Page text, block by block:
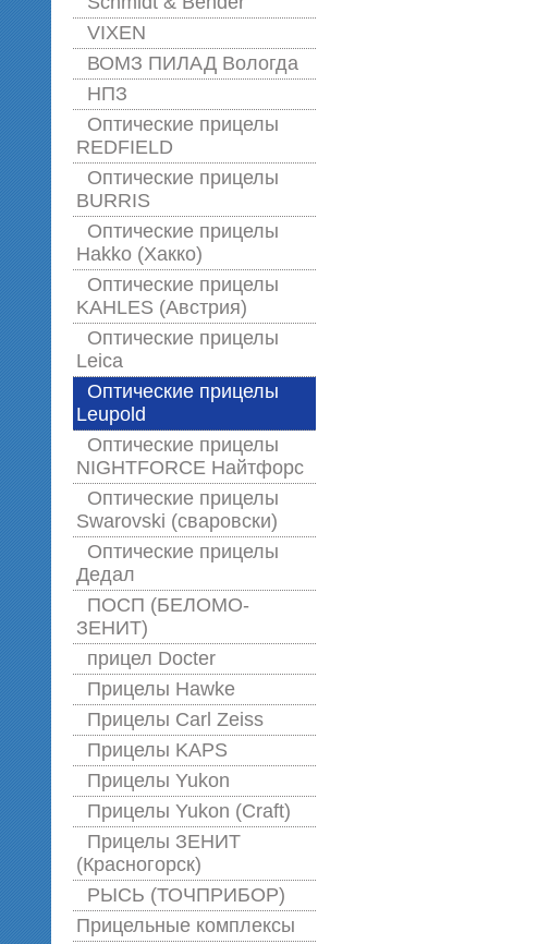
VIXEN
ВОМЗ ПИЛАД Вологда
НПЗ
Оптические прицелы
REDFIELD
Оптические прицелы
BURRIS
Оптические прицелы
Hakko (Хакко)
Оптические прицелы
KAHLES (Австрия)
Оптические прицелы
Leica
Оптические прицелы
Leupold
Оптические прицелы
NIGHTFORCE Найтфорс
Оптические прицелы
Swarovski (сваровски)
Оптические прицелы
Дедал
ПОСП (БЕЛОМО-
ЗЕНИТ)
прицел Docter
Прицелы Hawke
Прицелы Carl Zeiss
Прицелы KAPS
Прицелы Yukon
Прицелы Yukon (Craft)
Прицелы ЗЕНИТ
(Красногорск)
РЫСЬ (ТОЧПРИБОР)
Прицельные комплексы